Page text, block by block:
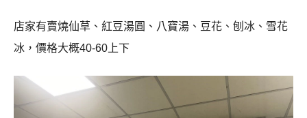
店家有賣燒仙草、紅豆湯圓、八寶湯、豆花、刨冰、雪花
冰，價格大概40-60上下